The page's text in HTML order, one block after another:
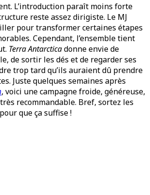
L’introduction paraît moins forte
reste assez dirigiste. Le MJ
pour transformer certaines étapes
Cependant, l’ensemble tient
Terra Antarcticadonne envie de
de sortir les dés et de regarder ses
trop tard qu’ils auraient dû prendre
Juste quelques semaines après
, voici une campagne froide, généreuse,
recommandable. Bref, sortez les
que ça suffise !